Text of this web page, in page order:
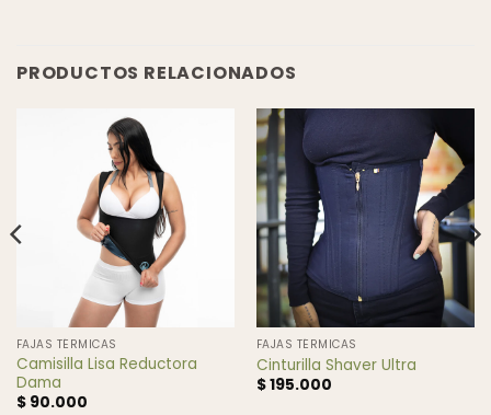
PRODUCTOS RELACIONADOS
FAJAS TÉRMICAS
Camisilla Lisa Reductora
Dama
$90.000
FAJAS TÉRMICAS
Cinturilla Shaver Ultra
$195.000